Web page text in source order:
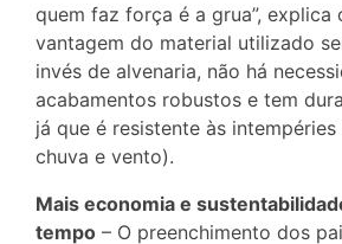
quem faz força é a grua”, explica
vantagem do material utilizado
invés de alvenaria, não há
acabamentos robustos e tem
já que é resistente às
chuva e vento).
Mais economia e
tempo – O preenchimento dos